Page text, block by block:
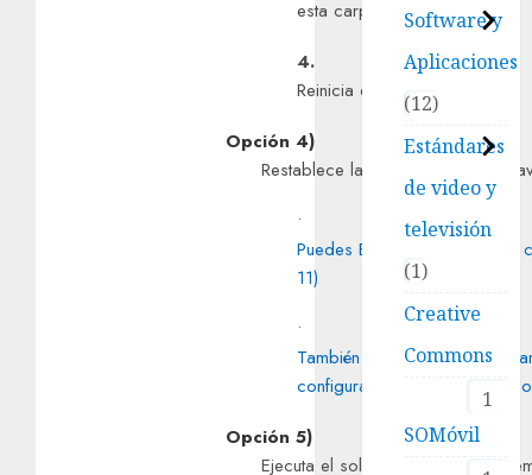
esta carpeta.
4.
Reinicia el ordenador.
Opción 4)
Restablece la configuración del
•
Puedes Eliminar y administrar
11)
•
También te recomendamos
configuración de Internet
Opción 5)
Ejecuta el solucionador de
Software y
Aplicaciones
12
Estándares
de video y
televisión
1
Creative
Commons
1
SOMóvil